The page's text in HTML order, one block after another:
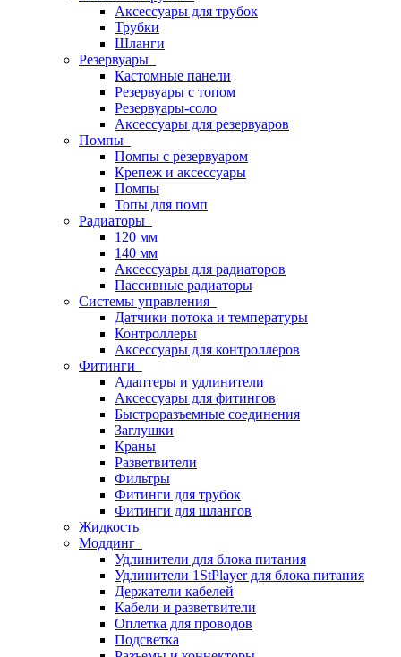
Аксессуары для трубок
Трубки
Шланги
Резервуары
Кастомные панели
Резервуары с топом
Резервуары-соло
Аксессуары для резервуаров
Помпы
Помпы с резервуаром
Крепеж и аксессуары
Помпы
Топы для помп
Радиаторы
120 мм
140 мм
Аксессуары для радиаторов
Пассивные радиаторы
Системы управления
Датчики потока и температуры
Контроллеры
Аксессуары для контроллеров
Фитинги
Адаптеры и удлинители
Аксессуары для фитингов
Быстроразъемные соединения
Заглушки
Краны
Разветвители
Фильтры
Фитинги для трубок
Фитинги для шлангов
Жидкость
Моддинг
Удлинители для блока питания
Удлинители 1StPlayer для блока питания
Держатели кабелей
Кабели и разветвители
Оплетка для проводов
Подсветка